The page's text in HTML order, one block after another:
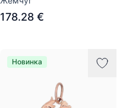
178.28 €
Новинка